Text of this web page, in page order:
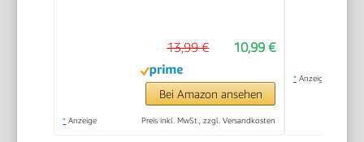
10,99 €
13,99 €
Bei Amazon ansehen
* Anzeige Preis inkl. MwSt., zzgl. Versandkosten
* Anzeige